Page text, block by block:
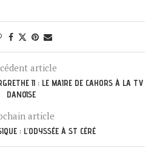
article
II : LE MAIRE DE CAHORS À LA TV
DANOISE
article
: L’ODYSSÉE À ST CÉRÉ